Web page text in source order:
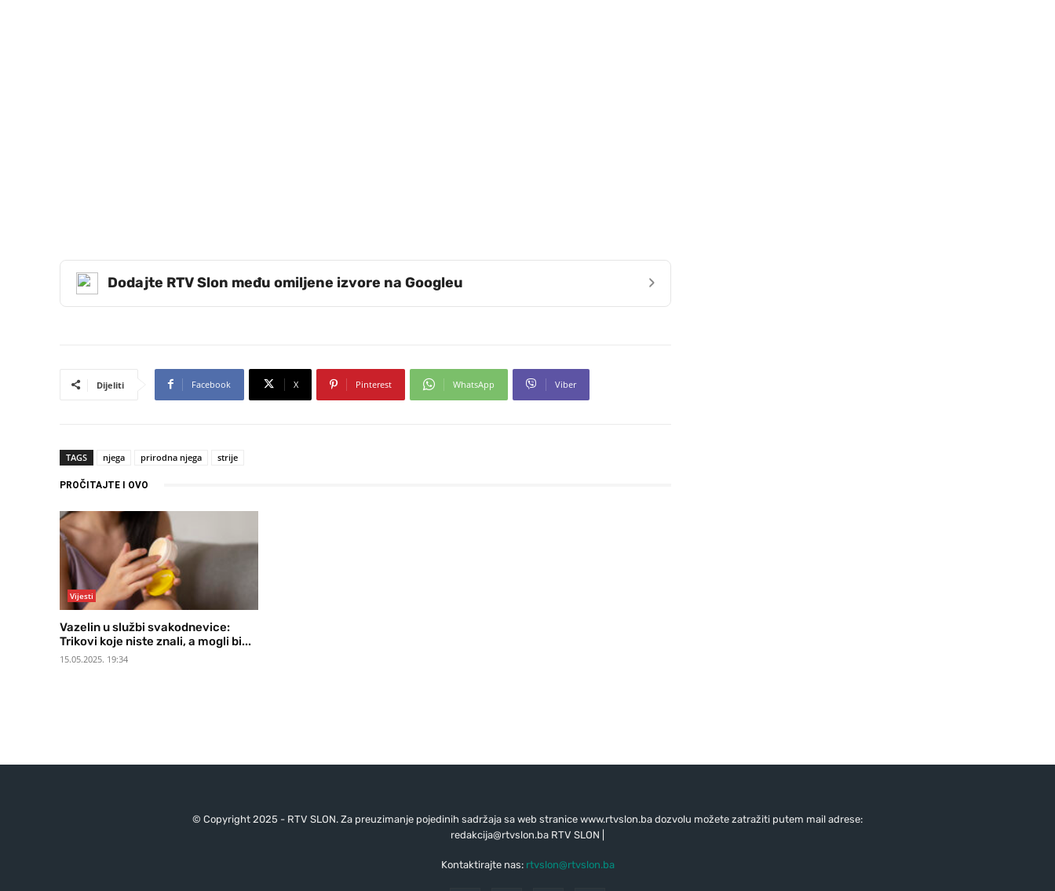
Dodajte RTV Slon među omiljene izvore na Googleu ›
Dijeliti Facebook X Pinterest WhatsApp Viber
TAGS njega prirodna njega strije
PROČITAJTE I OVO
Vijesti
Vazelin u službi svakodnevice:
Trikovi koje niste znali, a mogli bi...
15.05.2025. 19:34
© Copyright 2025 - RTV SLON. Za preuzimanje pojedinih sadržaja sa web stranice www.rtvslon.ba dozvolu možete zatražiti putem mail adrese:
redakcija@rtvslon.baRTV SLON |
Kontaktirajte nas: rtvslon@rtvslon.ba